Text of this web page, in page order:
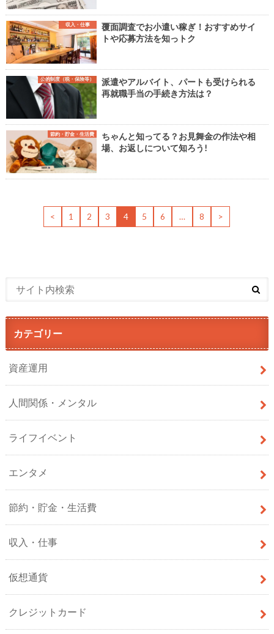
収入・仕事
覆面調査でお小遣い稼ぎ！おすすめサイ
トや応募方法を知っトク
公的制度（税・保険等）
派遣やアルバイト、パートも受けられる
再就職手当の手続き方法は？
節約・貯金・生活費
ちゃんと知ってる？お見舞金の作法や相
場、お返しについて知ろう!
< 1 2 3 4 5 6 … 8 >
カテゴリー
資産運用
人間関係・メンタル
ライフイベント
エンタメ
節約・貯金・生活費
収入・仕事
仮想通貨
クレジットカード